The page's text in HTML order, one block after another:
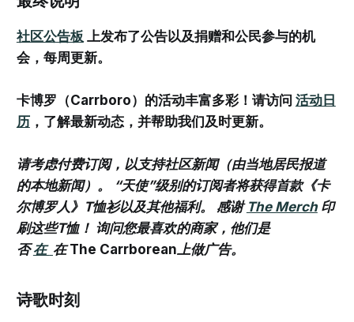
社区公告板 上发布了公告以及捐赠和公民参与的机
会，每周更新。
卡博罗（Carrboro）的活动丰富多彩！请访问 活动日
历，了解最新动态，并帮助我们及时更新。
请考虑付费订阅，以支持社区新闻（由当地居民报道
的本地新闻）。 “天使”级别的订阅者将获得首款《卡
尔博罗人》T恤衫以及其他福利。 感谢 The Merch印
刷这些T恤！ 询问您最喜欢的商家，他们是
否在 在The Carrborean上做广告。
诗歌时刻